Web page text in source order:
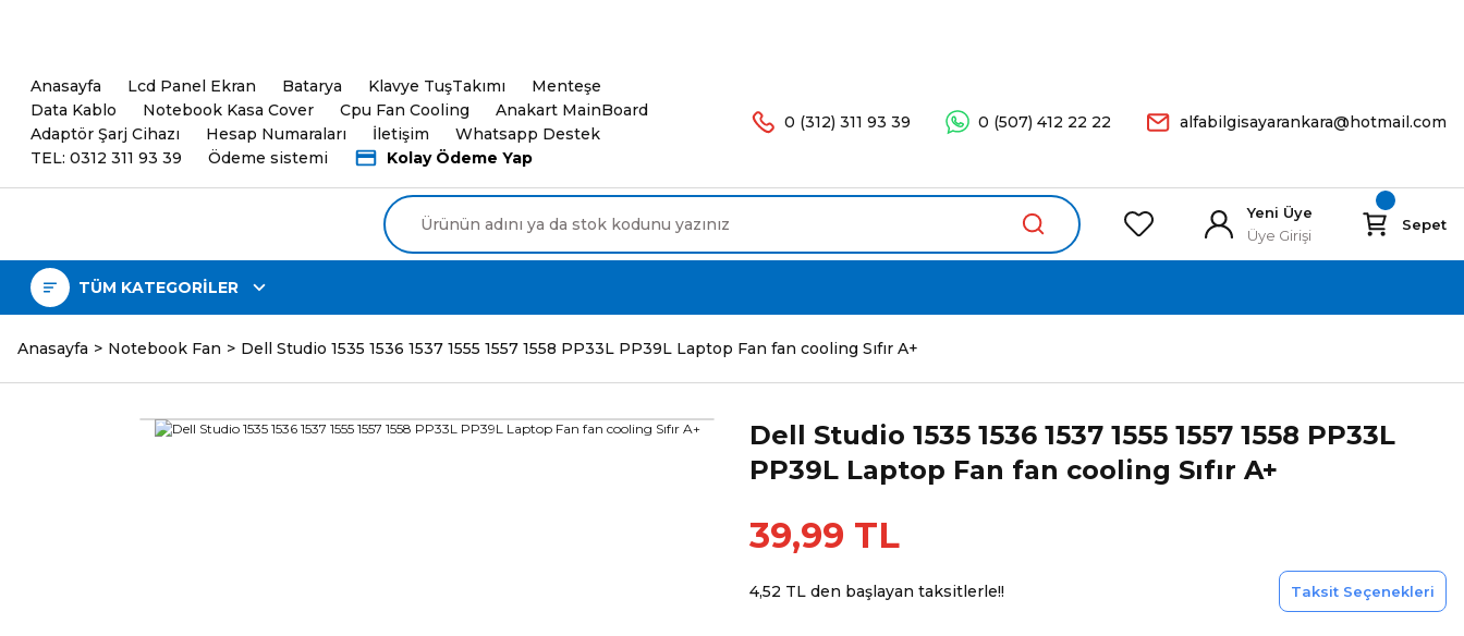
Anasayfa Lcd Panel Ekran Batarya Klavye TuşTakımı
Menteşe
Data Kablo
Notebook Kasa Cover Cpu Fan Cooling
Anakart MainBoard
Adaptör Şarj Cihazı
Hesap Numaraları İletişim
Whatsapp Destek
TEL: 0312 311 93 39
Ödeme sistemi Kolay Ödeme Yap
0 (312) 311 93 39 0 (507) 412 22 22 alfabilgisayarankara@hotmail.com
Yeni Üye
Üye Girişi
Sepet
TÜM KATEGORİLER
Anasayfa Notebook Fan Dell Studio 1535 1536 1537 1555 1557 1558 PP33L PP39L Laptop Fan fan cooling Sıfır A+
Dell Studio 1535 1536 1537 1555 1557 1558 PP33L
PP39L Laptop Fan fan cooling Sıfır A+
39,99 TL
4,52 TL den başlayan taksitlerle!! Taksit Seçenekleri